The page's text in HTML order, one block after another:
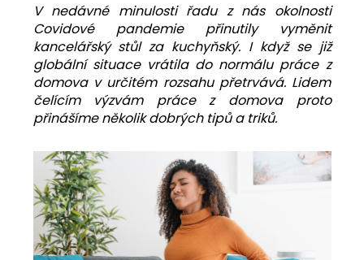
V nedávné minulosti řadu z nás okolnosti
Covidové pandemie přinutily vyměnit
kancelářský stůl za kuchyňský. I když se již
globální situace vrátila do normálu práce z
domova v určitém rozsahu přetrvává. Lidem
čelícím výzvám práce z domova proto
přinášíme několik dobrých tipů a triků.